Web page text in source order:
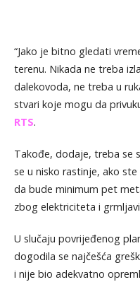
“Jako je bitno gledati
terenu. Nikada ne treba
dalekovoda, ne treba u
stvari koje mogu da
RTS.
Takođe, dodaje, treba se
se u nisko rastinje, ako
da bude minimum pet
zbog elektriciteta i
U slučaju povrijeđenog
dogodila se najčešća
i nije bio adekvatno